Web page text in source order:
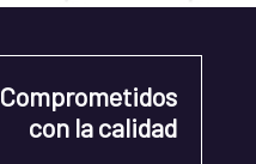
Comprometidos
con la calidad